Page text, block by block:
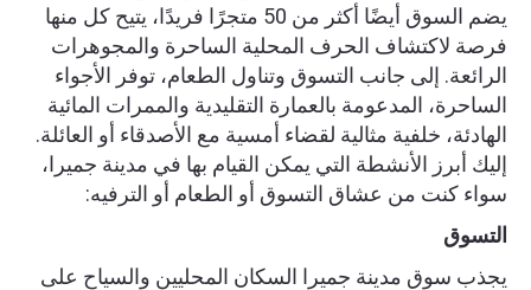
يضم السوق أيضًا أكثر من 50 متجرًا فريدًا، يتيح كل منها
فرصة لاكتشاف الحرف المحلية الساحرة والمجوهرات
الرائعة. إلى جانب التسوق وتناول الطعام، توفر الأجواء
الساحرة، المدعومة بالعمارة التقليدية والممرات المائية
الهادئة، خلفية مثالية لقضاء أمسية مع الأصدقاء أو العائلة.
إليك أبرز الأنشطة التي يمكن القيام بها في مدينة جميرا،
سواء كنت من عشاق التسوق أو الطعام أو الترفيه:
التسوق
يجذب سوق مدينة جميرا السكان المحليين والسياح على